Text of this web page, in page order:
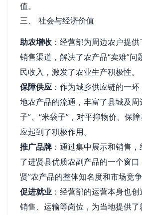
值。
三、 社会与经济价值
助农增收 ：经营部为周边农户提
销售渠道，解决了农产品“卖难”问
民收入，激发了农业生产积极性。
保障供应 ：作为城乡供应链的一
地农产品的流通，丰富了县城及周
子”、“米袋子”，对平抑物价、保
应起到了积极作用。
推广品牌 ：通过集中展示和销售
了进贤县优质农副产品的一个窗口
贤”农产品的整体知名度和市场竞争
促进就业 ：经营部的运营本身也创
销售、运输等岗位，为当地提供了